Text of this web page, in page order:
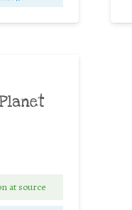
at source